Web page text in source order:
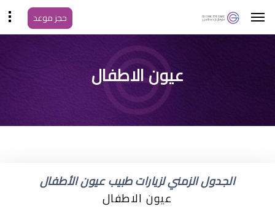
حجز موعد
استشاري عيون الأطفال
والحول
عيون الاطفال
الجدول الزمني لزيارات طبيب عيون الأطفال
عيون الاطفال